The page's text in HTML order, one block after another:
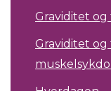
Graviditet og
Graviditet og